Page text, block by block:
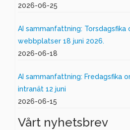
2026-06-25
AI sammanfattning: Torsdagsfika
webbplatser 18 juni 2026.
2026-06-18
AI sammanfattning: Fredagsfika
intranät 12 juni
2026-06-15
Vårt nyhetsbrev